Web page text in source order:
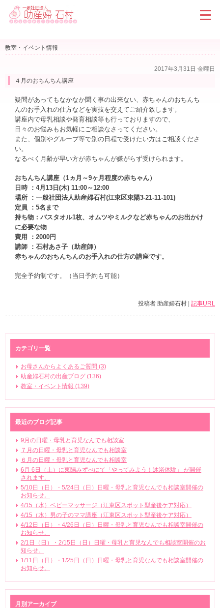
教室・イベント情報
2017年3月31日 金曜日
４月のおちんちん講座
疑問があってもなかなか聞く事の出来ない、赤ちゃんのおちんち
んのお手入れの仕方などを実技を交えてご紹介致します。
講座内で母乳相談や発育相談等も行っておりますので、
日々のお悩みもお気軽にご相談なさってください。
また、個別やグループ等で別の日程で受けたい方はご相談くださ
い。
なるべく月齢が早い方が赤ちゃんが嫌がらず受けられます。
おちんちん講座（1ヵ月～9ヶ月程度の赤ちゃん）
日時 ：4月13日(木) 11:00～12:00
場所 ：一般社団法人助産婦石村(江東区東陽3-21-11-101)
定員 ：5名まで
持ち物：バスタオル1枚、オムツやミルクなど赤ちゃんのお出かけ
に必要な物
費用 ：2000円
講師 ：石村あさ子（助産師）
赤ちゃんのおちんちんのお手入れの仕方の講座です。
完全予約制です。（当日予約も可能）
投稿者 助産婦石村 | 記事URL
カテゴリ一覧
お母さんからよくあるご質問 (3)
助産婦石村の出産ブログ (136)
教室・イベント情報 (139)
最近のブログ記事
9月の日曜・母乳と育児なんでも相談室
７月の日曜・母乳と育児なんでも相談室
６月の日曜・母乳と育児なんでも相談室
6月 6日（土）に東陽みずべにて「やってみよう！沐浴体験」 が開催
されます。
5/10日（日）・5/24日（日）日曜・母乳と育児なんでも相談室開催の
お知らせ。
4/15（水）ベビーマッサージ（江東区スポット型産後ケア対応）
4/15（水）男の子のママ講座（江東区スポット型産後ケア対応）
4/12日（日）・4/26日（日）日曜・母乳と育児なんでも相談室開催の
お知らせ。
2/1日（日）・2/15日（日）日曜・母乳と育児なんでも相談室開催のお
知らせ。
1/11日（日）・1/25日（日）日曜・母乳と育児なんでも相談室開催の
お知らせ。
月別アーカイブ